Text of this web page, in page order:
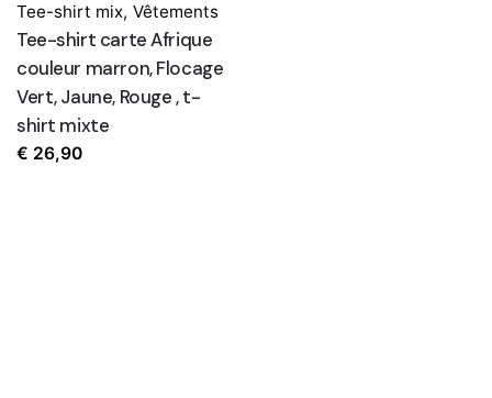
Tee-shirt mix, Vêtements
Tee-shirt carte Afrique
couleur marron, Flocage
Vert, Jaune, Rouge , t-
shirt mixte
€ 26,90